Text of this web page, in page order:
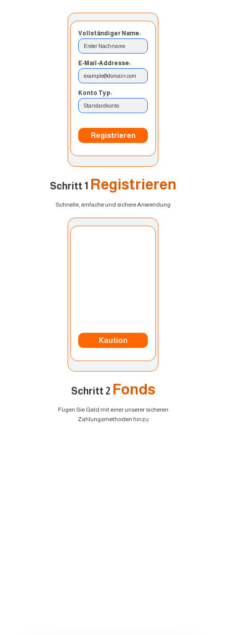
Vollständiger Name:
Erster Nachname
E-Mail-Addresse:
example@domain.com
Konto Typ:
Standardkonto
Registrieren
Schritt 1 Registrieren
Schnelle, einfache und sichere Anwendung
Kaution
Schritt 2 Fonds
Fügen Sie Geld mit einer unserer sicheren
Zahlungsmethoden hinzu